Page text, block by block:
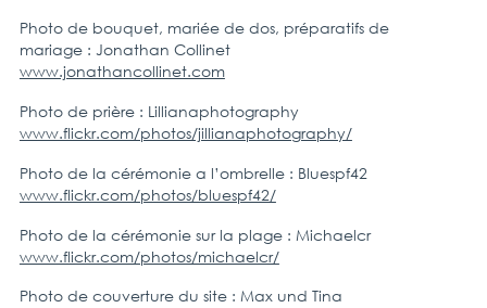
Photo de bouquet, mariée de dos, préparatifs de
mariage : Jonathan Collinet
www.jonathancollinet.com
Photo de prière : Lillianaphotography
www.flickr.com/photos/jillianaphotography/
Photo de la cérémonie a l’ombrelle : Bluespf42
www.flickr.com/photos/bluespf42/
Photo de la cérémonie sur la plage : Michaelcr
www.flickr.com/photos/michaelcr/
Photo de couverture du site : Max und Tina